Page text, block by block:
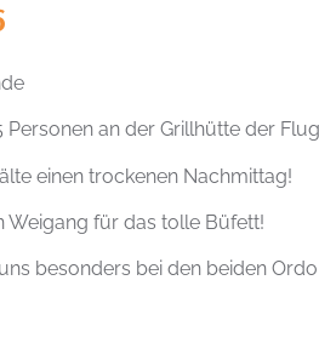
an der Grillhütte der
einen trockenen Nachmittag!
Weigang für das tolle Büfett!
besonders bei den beiden